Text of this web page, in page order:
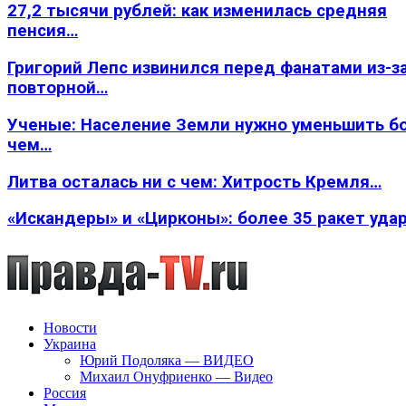
27,2 тысячи рублей: как изменилась средняя
пенсия…
Григорий Лепс извинился перед фанатами из-
повторной…
Ученые: Население Земли нужно уменьшить
чем…
Литва осталась ни с чем: Хитрость Кремля…
«Искандеры» и «Цирконы»: более 35 ракет
Новости
Украина
Юрий Подоляка — ВИДЕО
Михаил Онуфриенко — Видео
Россия